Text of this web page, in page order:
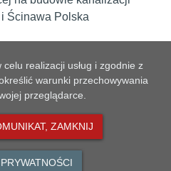
Ścinawa Polska
realizacji usług i zgodnie z
warunki przechowywania
przeglądarce.
ZAMKNIJ